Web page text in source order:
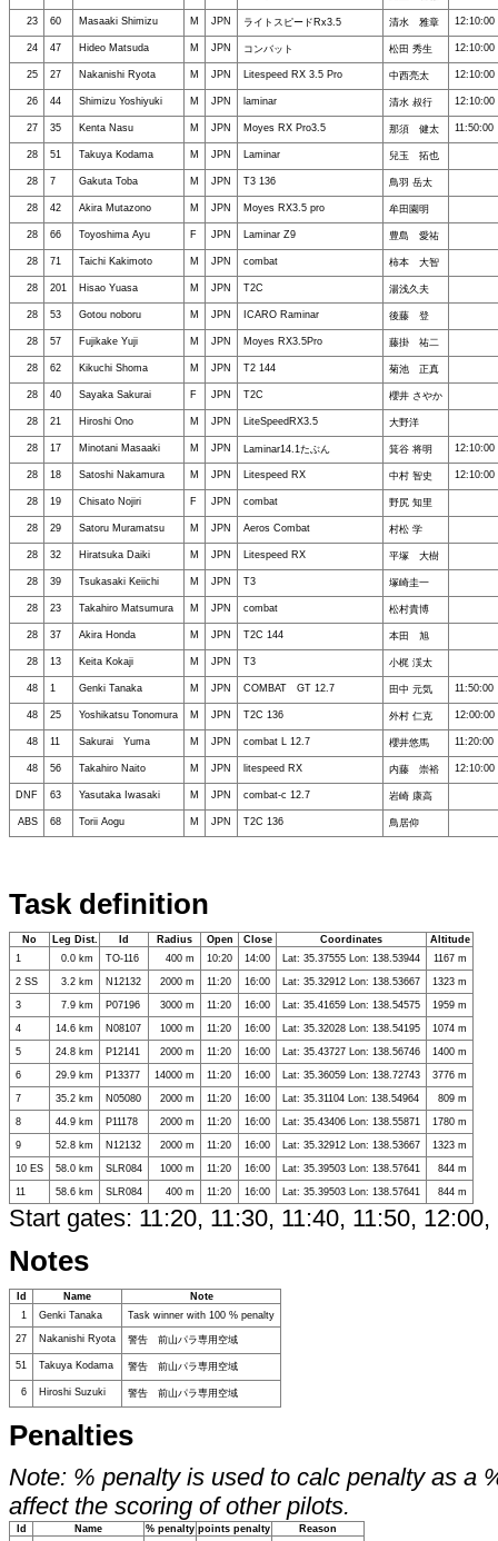
23 60 Masaaki Shimizu M JPN ライトスピードRx3.5 清水 雅章 12:10:00
24 47 Hideo Matsuda M JPN コンバット 松田 秀生 12:10:00
25 27 Nakanishi Ryota M JPN Litespeed RX 3.5 Pro 中西亮太 12:10:00
26 44 Shimizu Yoshiyuki M JPN laminar 清水 叔行 12:10:00
27 35 Kenta Nasu M JPN Moyes RX Pro3.5 那須 健太 11:50:00
28 51 Takuya Kodama M JPN Laminar 兒玉 拓也
28 7 Gakuta Toba M JPN T3 136 鳥羽 岳太
28 42 Akira Mutazono M JPN Moyes RX3.5 pro 牟田園明
28 66 Toyoshima Ayu F JPN Laminar Z9 豊島 愛祐
28 71 Taichi Kakimoto M JPN combat 柿本 大智
28 201 Hisao Yuasa M JPN T2C 湯浅久夫
28 53 Gotou noboru M JPN ICARO Raminar 後藤 登
28 57 Fujikake Yuji M JPN Moyes RX3.5Pro 藤掛 祐二
28 62 Kikuchi Shoma M JPN T2 144 菊池 正真
28 40 Sayaka Sakurai F JPN T2C 櫻井 さやか
28 21 Hiroshi Ono M JPN LiteSpeedRX3.5 大野洋
28 17 Minotani Masaaki M JPN Laminar14.1たぶん 箕谷 将明 12:10:00
28 18 Satoshi Nakamura M JPN Litespeed RX 中村 智史 12:10:00
28 19 Chisato Nojiri F JPN combat 野尻 知里
28 29 Satoru Muramatsu M JPN Aeros Combat 村松 学
28 32 Hiratsuka Daiki M JPN Litespeed RX 平塚 大樹
28 39 Tsukasaki Keiichi M JPN T3 塚崎圭一
28 23 Takahiro Matsumura M JPN combat 松村貴博
28 37 Akira Honda M JPN T2C 144 本田 旭
28 13 Keita Kokaji M JPN T3 小梶 渓太
48 1 Genki Tanaka M JPN COMBAT GT 12.7 田中 元気 11:50:00
48 25 Yoshikatsu Tonomura M JPN T2C 136 外村 仁克 12:00:00
48 11 Sakurai Yuma M JPN combat L 12.7 櫻井悠馬 11:20:00
48 56 Takahiro Naito M JPN litespeed RX 内藤 崇裕 12:10:00
DNF 63 Yasutaka Iwasaki M JPN combat-c 12.7 岩崎 康高
ABS 68 Torii Aogu M JPN T2C 136 鳥居仰
Task definition
No Leg Dist. Id Radius Open Close Coordinates
Altitude
1
0.0 km TO-116 400 m 10:20 14:00 Lat: 35.37555 Lon: 138.53944 1167 m
2 SS 3.2 km N12132 2000 m 11:20 16:00 Lat: 35.32912 Lon: 138.53667 1323 m
3 7.9 km P07196 3000 m 11:20 16:00 Lat: 35.41659 Lon: 138.54575 1959 m
4 14.6 km N08107 1000 m 11:20 16:00 Lat: 35.32028 Lon: 138.54195 1074 m
5 24.8 km P12141 2000 m 11:20 16:00 Lat: 35.43727 Lon: 138.56746 1400 m
6 29.9 km P13377 14000 m 11:20 16:00 Lat: 35.36059 Lon: 138.72743 3776 m
7 35.2 km N05080 2000 m 11:20 16:00 Lat: 35.31104 Lon: 138.54964 809 m
8 44.9 km P11178 2000 m 11:20 16:00 Lat: 35.43406 Lon: 138.55871 1780 m
9 52.8 km N12132 2000 m 11:20 16:00 Lat: 35.32912 Lon: 138.53667 1323 m
10 ES 58.0 km SLR084 1000 m 11:20 16:00 Lat: 35.39503 Lon: 138.57641 844 m
11 58.6 km SLR084 400 m 11:20 16:00 Lat: 35.39503 Lon: 138.57641 844 m
Start gates: 11:20, 11:30, 11:40, 11:50, 12:00,
Notes
Id Name
Note
1
Genki Tanaka Task winner with 100 % penalty
27 Nakanishi Ryota 警告 前山パラ専用空域
51 Takuya Kodama 警告 前山パラ専用空域
6 Hiroshi Suzuki 警告 前山パラ専用空域
Penalties
Note: % penalty is used to calc penalty as a
affect the scoring of other pilots.
Id Name % penalty points penalty
Reason